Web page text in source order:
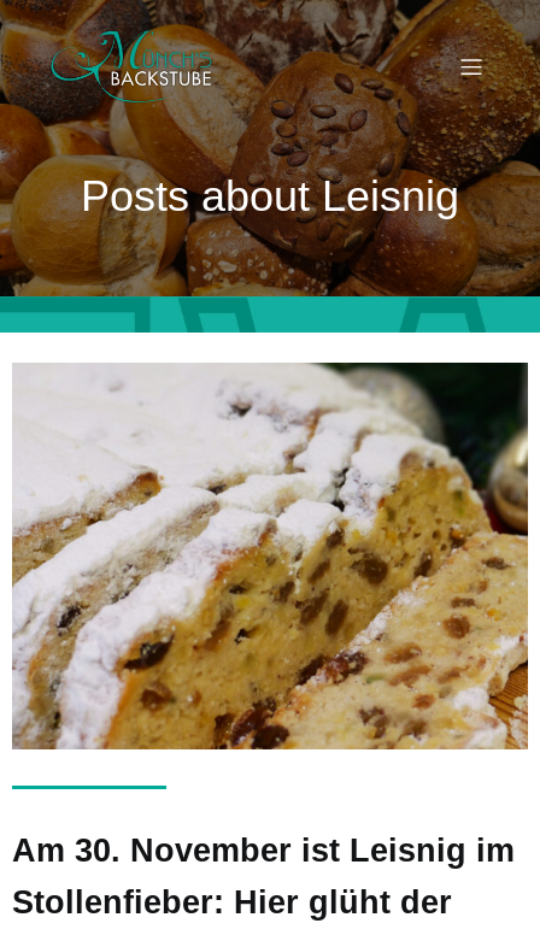
Posts about Leisnig
Am 30. November ist Leisnig im
Stollenfieber: Hier glüht der